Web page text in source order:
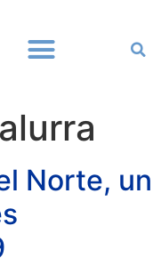
Norte, un